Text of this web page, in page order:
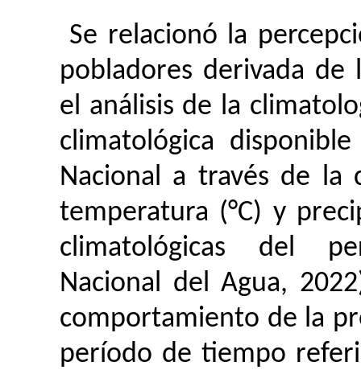
Se relacionó la
pobladores derivada de
el análisis de la
climatológica
Nacional a través de la
temperatura (°C) y
climatológicas del
Nacional del Agua,
comportamiento de la
período de tiempo